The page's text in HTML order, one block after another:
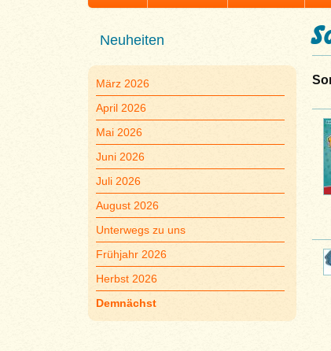
Neuheiten
März 2026
April 2026
Mai 2026
Juni 2026
Juli 2026
August 2026
Unterwegs zu uns
Frühjahr 2026
Herbst 2026
Demnächst